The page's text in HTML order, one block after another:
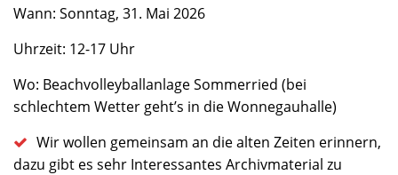
Wann: Sonntag, 31. Mai 2026
Uhrzeit: 12-17 Uhr
Wo: Beachvolleyballanlage Sommerried (bei
schlechtem Wetter geht’s in die Wonnegauhalle)
Wir wollen gemeinsam an die alten Zeiten erinnern,
dazu gibt es sehr Interessantes Archivmaterial zu